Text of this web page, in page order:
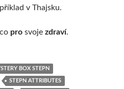
v Thajsku.
pro svoje zdraví.
BOX STEPN
STEPN ATTRIBUTES